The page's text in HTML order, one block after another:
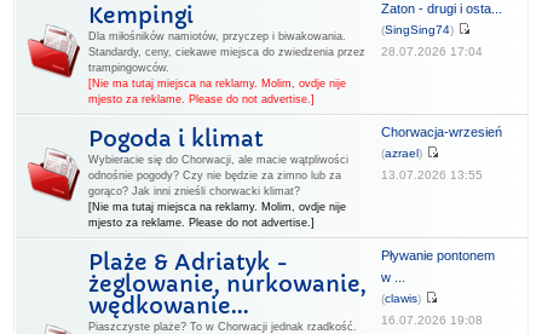
Kempingi
Dla miłośników namiotów, przyczep i biwakowania.
Standardy, ceny, ciekawe miejsca do zwiedzenia przez
trampingowców.
[Nie ma tutaj miejsca na reklamy. Molim, ovdje nije
mjesto za reklame. Please do not advertise.]
Zaton - drugi i osta...
(SingSing74)
28.07.2026 17:04
Pogoda i klimat
Wybieracie się do Chorwacji, ale macie wątpliwości
odnośnie pogody? Czy nie będzie za zimno lub za
gorąco? Jak inni znieśli chorwacki klimat?
[Nie ma tutaj miejsca na reklamy. Molim, ovdje nije
mjesto za reklame. Please do not advertise.]
Chorwacja-wrzesień
(azrael)
13.07.2026 13:55
Plaże & Adriatyk -
żeglowanie, nurkowanie,
wędkowanie...
Piaszczyste plaże? To w Chorwacji jednak rzadkość.
Pływanie pontonem
w ...
(clawis)
16.07.2026 19:08